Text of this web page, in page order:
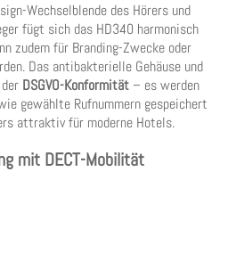
Wechselblende des Hörers und
fügt sich das HD340 harmonisch
zudem für Branding-Zwecke oder
Das antibakterielle Gehäuse und
DSGVO-Konformität– es werden
gewählte Rufnummern gespeichert
attraktiv für moderne Hotels.
mit DECT-Mobilität